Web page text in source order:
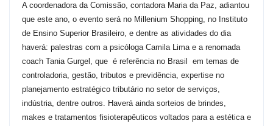
A coordenadora da Comissão, contadora Maria da Paz, adiantou
que este ano, o evento será no Millenium Shopping, no Instituto
de Ensino Superior Brasileiro, e dentre as atividades do dia
haverá: palestras com a psicóloga Camila Lima e a renomada
coach Tania Gurgel, que é referência no Brasil em temas de
controladoria, gestão, tributos e previdência, expertise no
planejamento estratégico tributário no setor de serviços,
indústria, dentre outros. Haverá ainda sorteios de brindes,
makes e tratamentos fisioterapêuticos voltados para a estética e